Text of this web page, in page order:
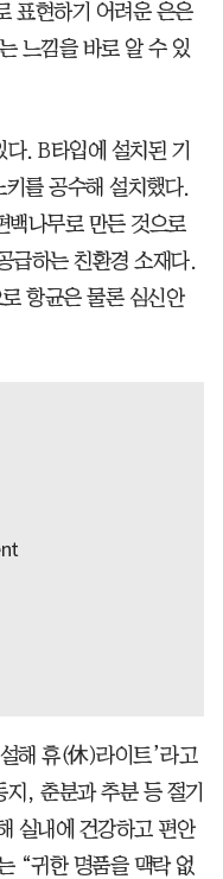
표현하기 어려운 은은
느낌을 바로 알 수 있
. B타입에 설치된 기
를 공수해 설치했다.
나무로 만든 것으로
급하는 친환경 소재다.
항균은 물론 심신안
해 휴(休)라이트’라고
, 춘분과 추분 등 절기
실내에 건강하고 편안
“귀한 명품을 맥락 없